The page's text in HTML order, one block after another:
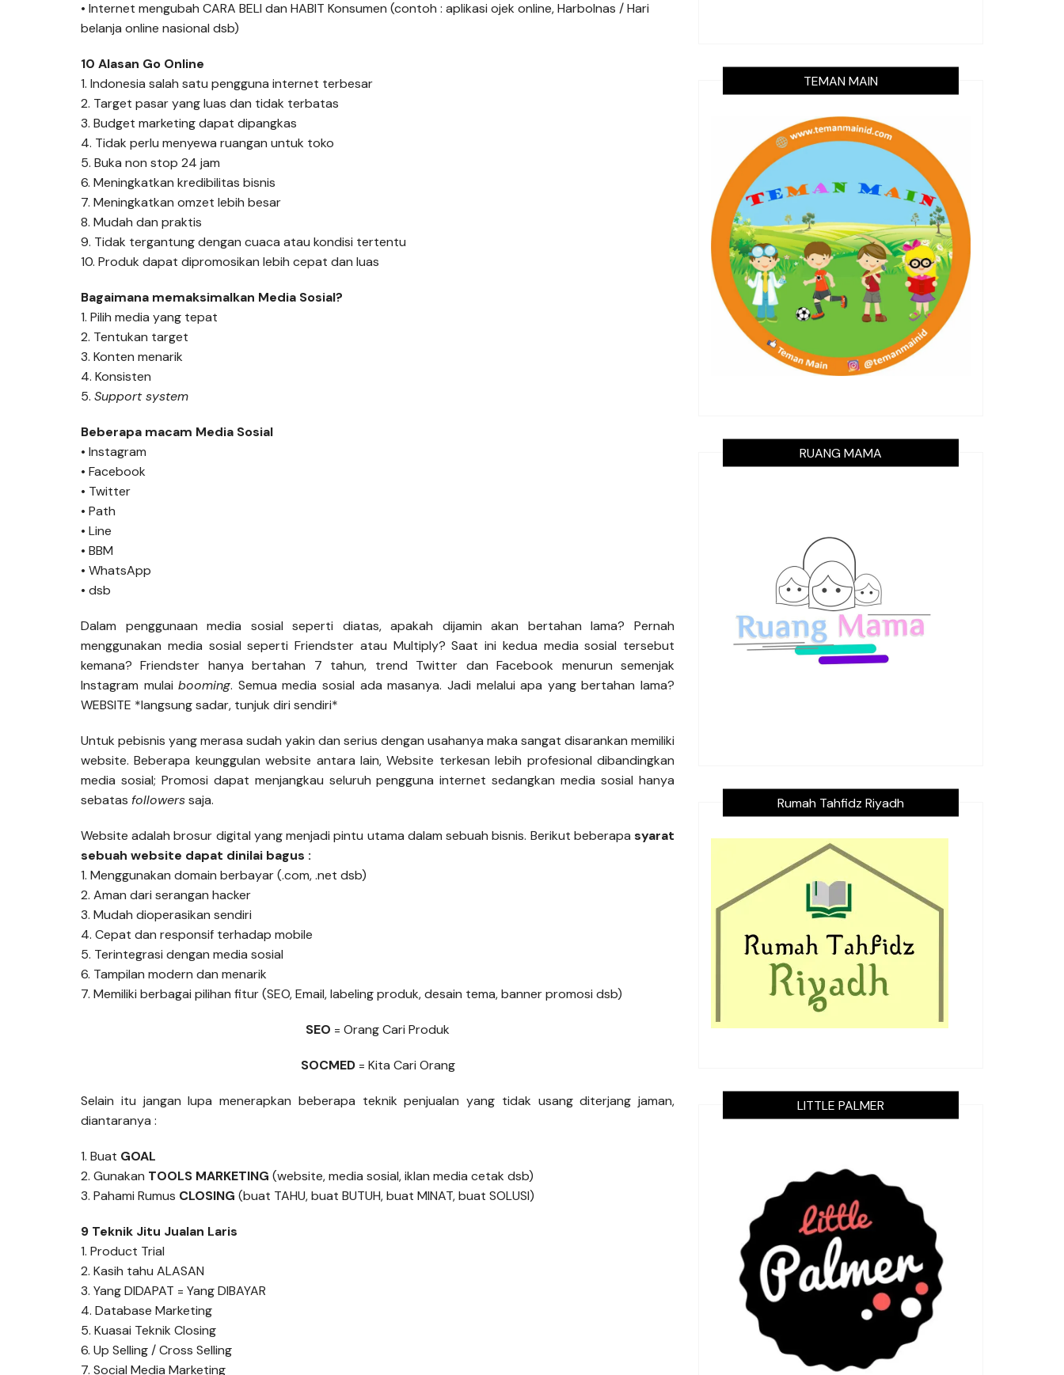
• Internet mengubah CARA BELI dan HABIT Konsumen (contoh : aplikasi ojek online, Harbolnas / Hari
belanja online nasional dsb)
10 Alasan Go Online
1. Indonesia salah satu pengguna internet terbesar
2. Target pasar yang luas dan tidak terbatas
3. Budget marketing dapat dipangkas
4. Tidak perlu menyewa ruangan untuk toko
5. Buka non stop 24 jam
6. Meningkatkan kredibilitas bisnis
7. Meningkatkan omzet lebih besar
8. Mudah dan praktis
9. Tidak tergantung dengan cuaca atau kondisi tertentu
10. Produk dapat dipromosikan lebih cepat dan luas
Bagaimana memaksimalkan Media Sosial?
1. Pilih media yang tepat
2. Tentukan target
3. Konten menarik
4. Konsisten
5. Support system
Beberapa macam Media Sosial
• Instagram
• Facebook
• Twitter
• Path
• Line
• BBM
• WhatsApp
• dsb
Dalam penggunaan media sosial seperti diatas, apakah dijamin akan bertahan lama? Pernah
menggunakan media sosial seperti Friendster atau Multiply? Saat ini kedua media sosial tersebut
kemana? Friendster hanya bertahan 7 tahun, trend Twitter dan Facebook menurun semenjak
Instagram mulaibooming. Semua media sosial ada masanya. Jadi melalui apa yang bertahan lama?
WEBSITE *langsung sadar, tunjuk diri sendiri*
Untuk pebisnis yang merasa sudah yakin dan serius dengan usahanya maka sangat disarankan memiliki
website. Beberapa keunggulan website antara lain, Website terkesan lebih profesional dibandingkan
media sosial; Promosi dapat menjangkau seluruh pengguna internet sedangkan media sosial hanya
sebatas followerssaja.
Website adalah brosur digital yang menjadi pintu utama dalam sebuah bisnis. Berikut beberapa syarat
sebuah website dapat dinilai bagus :
1. Menggunakan domain berbayar (.com, .net dsb)
2. Aman dari serangan hacker
3. Mudah dioperasikan sendiri
4. Cepat dan responsif terhadap mobile
5. Terintegrasi dengan media sosial
6. Tampilan modern dan menarik
7. Memiliki berbagai pilihan fitur (SEO, Email, labeling produk, desain tema, banner promosi dsb)
SEO = Orang Cari Produk
SOCMED= Kita Cari Orang
Selain itu jangan lupa menerapkan beberapa teknik penjualan yang tidak usang diterjang jaman,
diantaranya :
1. Buat GOAL
2. Gunakan TOOLS MARKETING (website, media sosial, iklan media cetak dsb)
3. Pahami Rumus CLOSING (buat TAHU, buat BUTUH, buat MINAT, buat SOLUSI)
9 Teknik Jitu Jualan Laris
1. Product Trial
2. Kasih tahu ALASAN
3. Yang DIDAPAT = Yang DIBAYAR
4. Database Marketing
5. Kuasai Teknik Closing
6. Up Selling / Cross Selling
7. Social Media Marketing
TEMAN MAIN
RUANG MAMA
Rumah Tahfidz Riyadh
LITTLE PALMER